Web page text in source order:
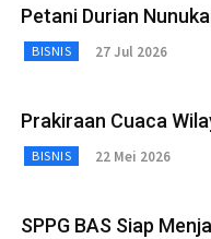
Petani Durian
BISNIS 27 Jul 2026
Prakiraan Cuaca
BISNIS 22 Mei 2026
SPPG BAS Siap